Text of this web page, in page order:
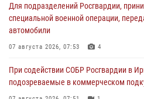
Для подразделений Росгвардии,
специальной военной операции,
автомобили
07 августа 2026, 07:53 4
При содействии СОБР Росгвардии в
подозреваемые в коммерческом